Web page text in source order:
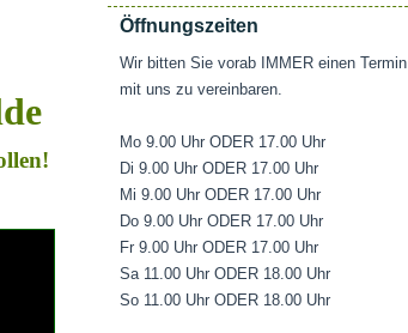
Öffnungszeiten
Wir bitten Sie vorab IMMER einen Termin
mit uns zu vereinbaren.
Mo 9.00 Uhr ODER 17.00 Uhr
Di 9.00 Uhr ODER 17.00 Uhr
Mi 9.00 Uhr ODER 17.00 Uhr
Do 9.00 Uhr ODER 17.00 Uhr
Fr 9.00 Uhr ODER 17.00 Uhr
Sa 11.00 Uhr ODER 18.00 Uhr
So 11.00 Uhr ODER 18.00 Uhr